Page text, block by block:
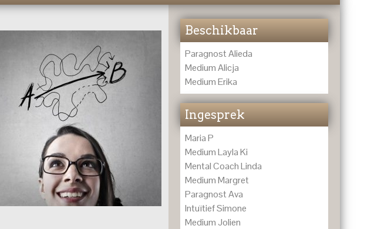
Beschikbaar
Paragnost Alieda
Medium Alicja
Medium Erika
Ingesprek
Maria P
Medium Layla Ki
Mental Coach Linda
Medium Margret
Paragnost Ava
Intuïtief Simone
Medium Jolien